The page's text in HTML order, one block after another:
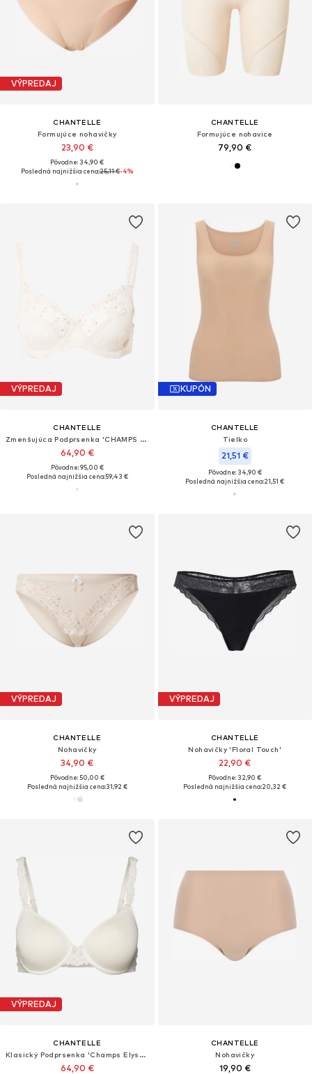
VÝPREDAJ
CHANTELLE
Formujúce nohavičky
23,90 €
Pôvodne: 34,90 €
Posledná najnižšia cena:25,11 €-4%
CHANTELLE
Formujúce nohavice
79,90 €
VÝPREDAJ
CHANTELLE
Zmenšujúca Podprsenka 'CHAMPS ELYSEES'
64,90 €
Pôvodne: 95,00 €
Posledná najnižšia cena:59,43 €
KUPÓN
CHANTELLE
Tielko
21,51 €
Pôvodne: 34,90 €
Posledná najnižšia cena:21,51 €
VÝPREDAJ
CHANTELLE
Nohavičky
34,90 €
Pôvodne: 50,00 €
Posledná najnižšia cena:31,92 €
VÝPREDAJ
CHANTELLE
Nohavičky 'Floral Touch'
22,90 €
Pôvodne: 32,90 €
Posledná najnižšia cena:20,32 €
VÝPREDAJ
CHANTELLE
Klasický Podprsenka 'Champs Elysees'
64,90 €
CHANTELLE
Nohavičky
19,90 €